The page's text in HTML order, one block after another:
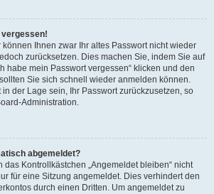
vergessen!
können Ihnen zwar Ihr altes Passwort nicht wieder
zurücksetzen. Dies machen Sie, indem Sie auf
habe mein Passwort vergessen“ klicken und den
Sie sich schnell wieder anmelden können.
der Lage sein, Ihr Passwort zurückzusetzen, so
Administration.
abgemeldet?
das Kontrollkästchen „Angemeldet bleiben“ nicht
für eine Sitzung angemeldet. Dies verhindert den
durch einen Dritten. Um angemeldet zu